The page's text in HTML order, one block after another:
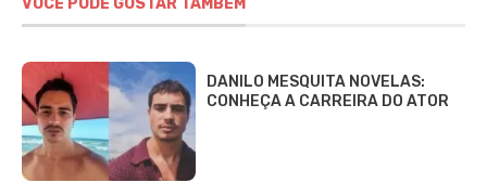
VOCÊ PODE GOSTAR TAMBÉM
DANILO MESQUITA NOVELAS:
CONHEÇA A CARREIRA DO ATOR